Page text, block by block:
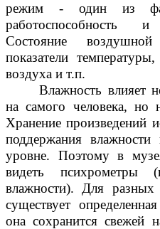
режим - один из
работоспособность
Состояние
показатели
воздуха и т.п.
Влажность влияет
на самого человека,
Хранение произведений
поддержания
уровне. Поэтому в
видеть психрометры
влажности). Для
существует
она сохранится свежей